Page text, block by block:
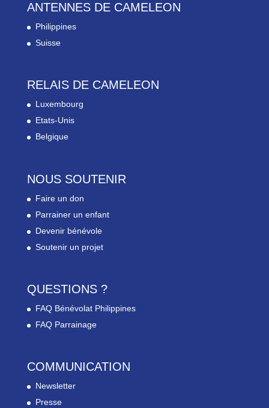
ANTENNES DE CAMELEON
Philippines
Suisse
RELAIS DE CAMELEON
Luxembourg
Etats-Unis
Belgique
NOUS SOUTENIR
Faire un don
Parrainer un enfant
Devenir bénévole
Soutenir un projet
QUESTIONS ?
FAQ Bénévolat Philippines
FAQ Parrainage
COMMUNICATION
Newsletter
Presse